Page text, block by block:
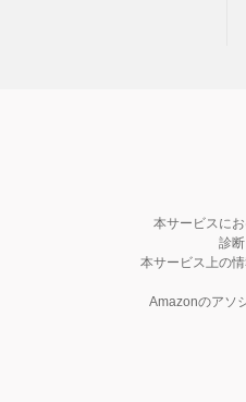
本サービスに
診
本サービス上の
Amazonのアソ